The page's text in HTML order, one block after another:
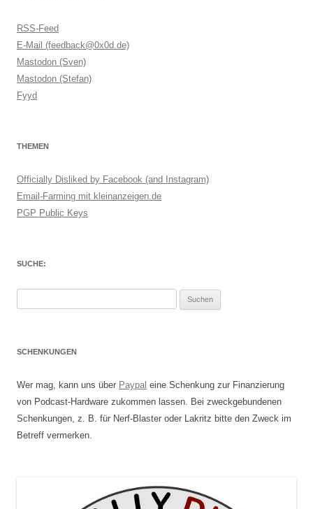
RSS-Feed
E-Mail (feedback@0x0d.de)
Mastodon (Sven)
Mastodon (Stefan)
Fyyd
THEMEN
Officially Disliked by Facebook (and Instagram)
Email-Farming mit kleinanzeigen.de
PGP Public Keys
SUCHE:
SCHENKUNGEN
Wer mag, kann uns über Paypal eine Schenkung zur Finanzierung
von Podcast-Hardware zukommen lassen. Bei zweckgebundenen
Schenkungen, z. B. für Nerf-Blaster oder Lakritz bitte den Zweck im
Betreff vermerken.